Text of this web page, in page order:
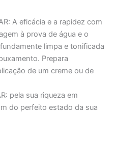
A eficácia e a rapidez com
à prova de água e o
limpa e tonificada
Prepara
de um creme ou de
pela sua riqueza em
do perfeito estado da sua